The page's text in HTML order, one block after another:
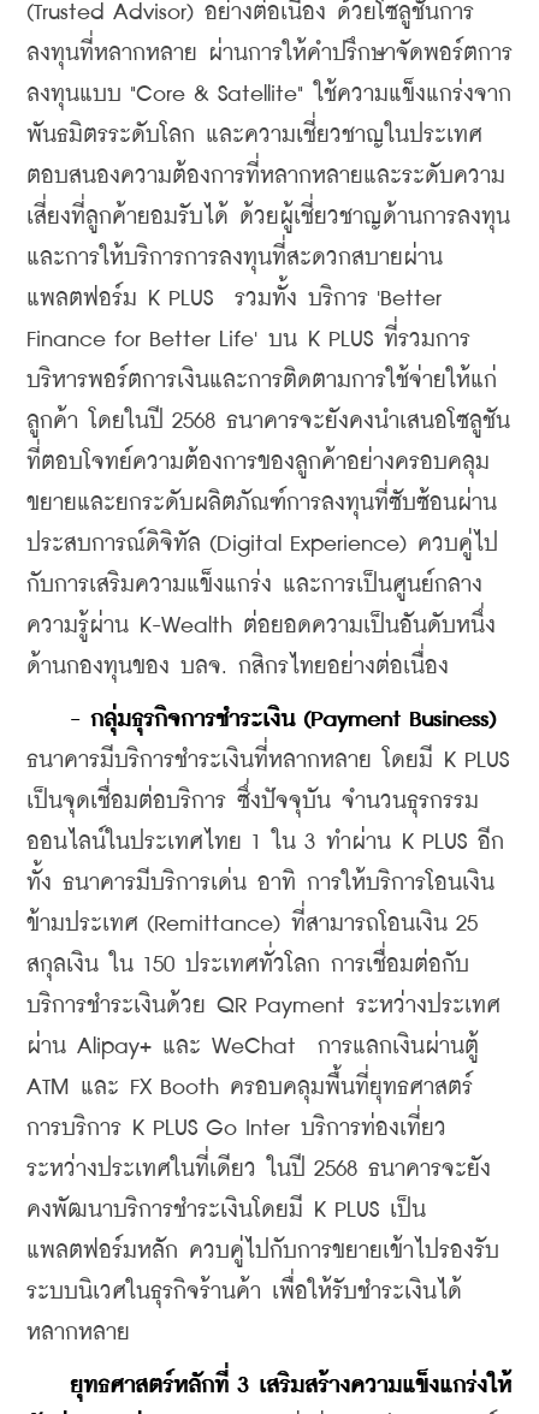
(Trusted Advisor) อย่างต่อเนื่อง ด้วยโซลูชันการ
ลงทุนที่หลากหลาย ผ่านการให้คําปรึกษาจัดพอร์ตการ
ลงทุนแบบ "Core & Satellite" ใช้ความแข็งแกร่งจาก
พันธมิตรระดับโลก และความเชี่ยวชาญในประเทศ
ตอบสนองความต้องการที่หลากหลายและระดับความ
เสี่ยงที่ลูกค้ายอมรับได้ ด้วยผู้เชี่ยวชาญด้านการลงทุน
และการให้บริการการลงทุนที่สะดวกสบายผ่าน
แพลตฟอร์ม K PLUS  รวมทั้ง บริการ 'Better
Finance for Better Life' บน K PLUS ที่รวมการ
บริหารพอร์ตการเงินและการติดตามการใช้จ่ายให้แก่
ลูกค้า โดยในปี 2568 ธนาคารจะยังคงนําเสนอโซลูชัน
ที่ตอบโจทย์ความต้องการของลูกค้าอย่างครอบคลุม
ขยายและยกระดับผลิตภัณฑ์การลงทุนที่ซับซ้อนผ่าน
ประสบการณ์ดิจิทัล (Digital Experience) ควบคู่ไป
กับการเสริมความแข็งแกร่ง และการเป็นศูนย์กลาง
ความรู้ผ่าน K-Wealth ต่อยอดความเป็นอันดับหนึ่ง
ด้านกองทุนของ บลจ. กสิกรไทยอย่างต่อเนื่อง
- กลุ่มธุรกิจการชําระเงิน (Payment Business)
ธนาคารมีบริการชำระเงินที่หลากหลาย โดยมี K PLUS
เป็นจุดเชื่อมต่อบริการ ซึ่งปัจจุบัน จำนวนธุรกรรม
ออนไลน์ในประเทศไทย 1 ใน 3 ทำผ่าน K PLUS อีก
ทั้ง ธนาคารมีบริการเด่น อาทิ การให้บริการโอนเงิน
ข้ามประเทศ (Remittance) ที่สามารถโอนเงิน 25
สกุลเงิน ใน 150 ประเทศทั่วโลก การเชื่อมต่อกับ
บริการชำระเงินด้วย QR Payment ระหว่างประเทศ
ผ่าน Alipay+ และ WeChat  การแลกเงินผ่านตู้
ATM และ FX Booth ครอบคลุมพื้นที่ยุทธศาสตร์
การบริการ K PLUS Go Inter บริการท่องเที่ยว
ระหว่างประเทศในที่เดียว ในปี 2568 ธนาคารจะยัง
คงพัฒนาบริการชําระเงินโดยมี K PLUS เป็น
แพลตฟอร์มหลัก ควบคู่ไปกับการขยายเข้าไปรองรับ
ระบบนิเวศในธุรกิจร้านค้า เพื่อให้รับชำระเงินได้
หลากหลาย
ยุทธศาสตร์หลักที่ 3 เสริมสร้างความแข็งแกร่งให้